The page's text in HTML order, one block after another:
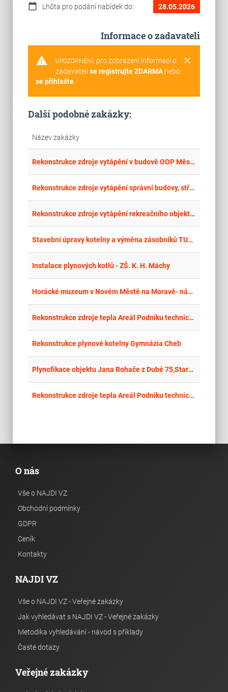
calendar_today Lhůta pro podání nabídek do: 28.05.2026
Informace o zadavateli
warning clear
UPOZORNĚNÍ: pro zobrazení informací o
zadavateli se registrujte ZDARMAnebo
se přihlašte.
Další podobné zakázky:
Název zakázky
Rekonstrukce zdroje vytápění v budově OOP Město Albrechtice
Rekonstrukce zdroje vytápění správní budovy, středisko Nový Jičín – II.
Rekonstrukce zdroje vytápění rekreačního objektu v Horní Lipové
Stavební úpravy kotelny a výměna zásobníků TUV – LDA
Instalace plynových kotlů - ZŠ. K. H. Máchy
Horácké muzeum v Novém Městě na Moravě- návštěvnické centrum muzea a úpravy zázemí- část 1) stavby, úpravy zázemí a výměna kotle
Rekonstrukce zdroje tepla Areál Podniku technických služeb Lovosice s.r.o.
Rekonstrukce plynové kotelny Gymnázia Cheb
Plynofikace objektu Jana Rohače z Dubé 75,Staré Splavy a objektu Zámecká 319, Doksy
Rekonstrukce zdroje tepla Areál Podniku technických služeb Lovosice s.r.o.
O nás
Vše o NAJDI VZ
Obchodní podmínky
GDPR
Ceník
Kontakty
NAJDI VZ
Vše o NAJDI VZ - Veřejné zakázky
Jak vyhledávat s NAJDI VZ - Veřejné zakázky
Metodika vyhledávání - návod s příklady
Časté dotazy
Veřejné zakázky